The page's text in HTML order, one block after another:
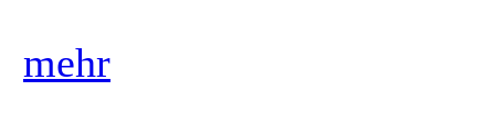
mehr